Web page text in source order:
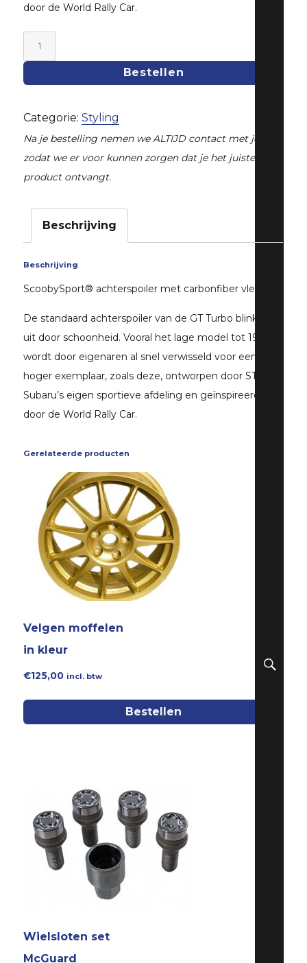
door de World Rally Car.
Achterspoiler
WRX
|
GTT
vanaf
Bestellen
Categorie:Styling
Na je bestelling nemen we ALTIJD contact met je op,
zodat we er voor kunnen zorgen dat je het juiste
product ontvangt.
Beschrijving
Beschrijving
ScoobySport® achterspoiler met carbonfiber vleugel.
De standaard achterspoiler van de GT Turbo blinkt niet
uit door schoonheid. Vooral het lage model tot 1999
wordt door eigenaren al snel verwisseld voor een
hoger exemplaar, zoals deze, ontworpen door STI,
Subaru’s eigen sportieve afdeling en geïnspireerd
door de World Rally Car.
Gerelateerde producten
Velgen moffelen
in kleur
€125,00 incl. btw
Bestellen
Wielsloten set
McGuard